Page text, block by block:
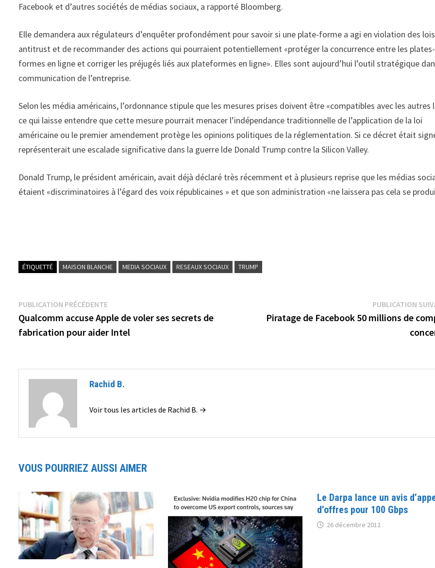
Facebook et d’autres sociétés de médias sociaux, a rapporté Bloomberg.
Elle demandera aux régulateurs d’enquêter profondément pour savoir si une plate-forme a agi en violation des lois
antitrust et de recommander des actions qui pourraient potentiellement «protéger la concurrence entre les plates-
formes en ligne et corriger les préjugés liés aux plateformes en ligne». Elles sont aujourd’hui l’outil stratégique
communication de l’entreprise.
Selon les média américains, l’ordonnance stipule que les mesures prises doivent être «compatibles avec les autres
ce qui laisse entendre que cette mesure pourrait menacer l’indépendance traditionnelle de l’application de la loi
américaine ou le premier amendement protège les opinions politiques de la réglementation. Si ce décret était
représenterait une escalade significative dans la guerre lde Donald Trump contre la Silicon Valley.
Donald Trump, le président américain, avait déjà déclaré très récemment et à plusieurs reprise que les médias
étaient «discriminatoires à l’égard des voix républicaines » et que son administration «ne laissera pas cela se
ÉTIQUETTÉ MAISON BLANCHE MEDIA SOCIAUX RESEAUX SOCIAUX TRUMP
Navigation
de
PUBLICATION PRÉCÉDENTEPublication
précédente :
Qualcomm accuse Apple de voler ses secrets de
fabrication pour aider Intel
PUBLICATION
Piratage de Facebook 50 millions de
Rachid B.
Voir tous les articles de Rachid B. →
VOUS POURRIEZ AUSSI AIMER
Le Darpa lance un avis
d’offres pour 100 Gbps
26 décembre 2012